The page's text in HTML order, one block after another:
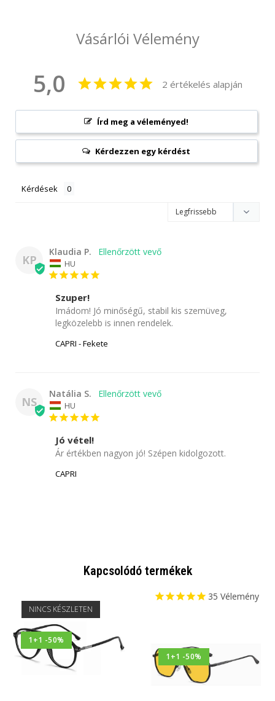
Vásárlói Vélemény
5,0 2 értékelés alapján
Írd meg a véleményed!
Kérdezzen egy kérdést
Kérdések
KP
Klaudia P.
HU
Szuper!
Imádom! Jó minőségű, stabil kis szemüveg,
legközelebb is innen rendelek.
CAPRI - Fekete
NS
Natália S.
HU
Jó vétel!
Ár értékben nagyon jó! Szépen kidolgozott.
CAPRI
Kapcsolódó termékek
NINCS KÉSZLETEN
1+1 -50%
35 Vélemény
1+1 -50%